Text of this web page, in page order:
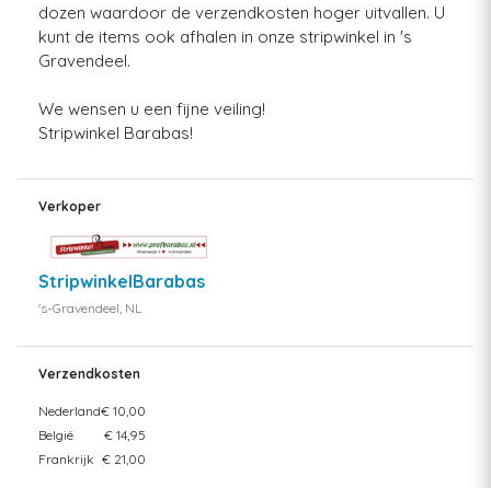
dozen waardoor de verzendkosten hoger uitvallen. U
kunt de items ook afhalen in onze stripwinkel in 's
Gravendeel.
We wensen u een fijne veiling!
Stripwinkel Barabas!
Verkoper
StripwinkelBarabas
's-Gravendeel, NL
Verzendkosten
Nederland€ 10,00
België
€ 14,95
Frankrijk € 21,00